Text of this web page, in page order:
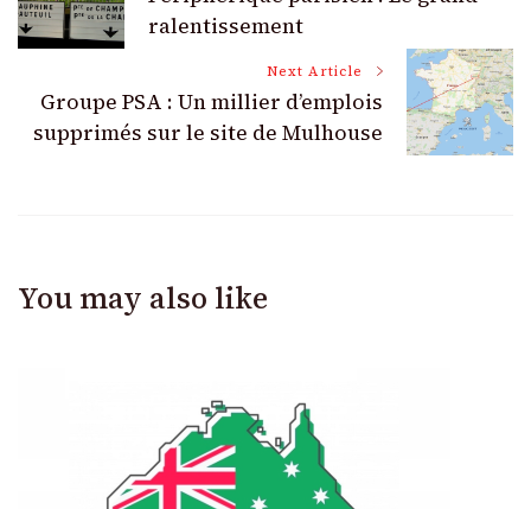
Navigationralentissement
Next Article
Groupe PSA : Un millier d’emplois
supprimés sur le site de Mulhouse
You may also like